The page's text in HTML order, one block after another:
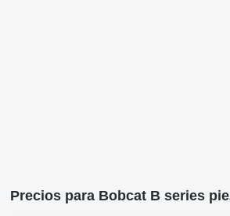
Precios para Bobcat B series